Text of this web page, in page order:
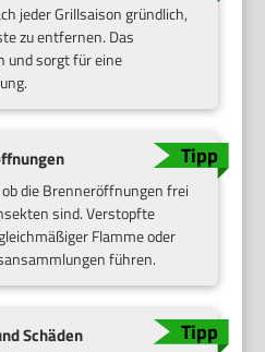
jeder Grillsaison gründlich,
zu entfernen. Das
und sorgt für eine
die Brenneröffnungen frei
sind. Verstopfte
Flamme oder
führen.
Schäden